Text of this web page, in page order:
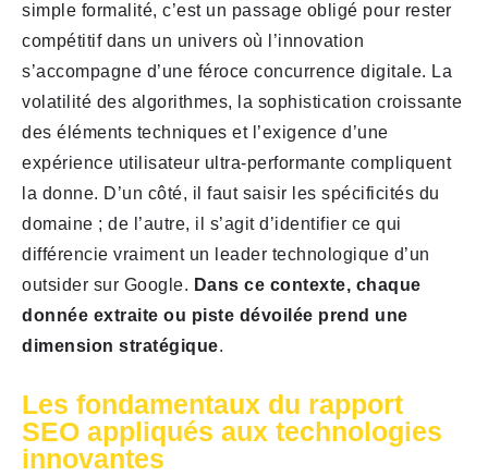
simple formalité, c’est un passage obligé pour rester
compétitif dans un univers où l’innovation
s’accompagne d’une féroce concurrence digitale. La
volatilité des algorithmes, la sophistication croissante
des éléments techniques et l’exigence d’une
expérience utilisateur ultra-performante compliquent
la donne. D’un côté, il faut saisir les spécificités du
domaine ; de l’autre, il s’agit d’identifier ce qui
différencie vraiment un leader technologique d’un
outsider sur Google. Dans ce contexte, chaque
donnée extraite ou piste dévoilée prend une
dimension stratégique.
Les fondamentaux du rapport
SEO appliqués aux technologies
innovantes